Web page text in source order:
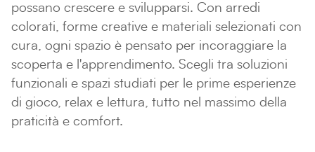
possano crescere e svilupparsi. Con arredi
colorati, forme creative e materiali selezionati con
cura, ogni spazio è pensato per incoraggiare la
scoperta e l'apprendimento. Scegli tra soluzioni
funzionali e spazi studiati per le prime esperienze
di gioco, relax e lettura, tutto nel massimo della
praticità e comfort.